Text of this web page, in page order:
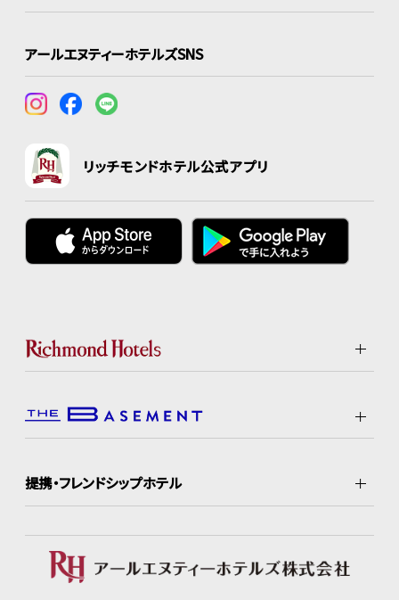
アールエヌティーホテルズSNS
リッチモンドホテル公式アプリ
提携・フレンドシップホテル